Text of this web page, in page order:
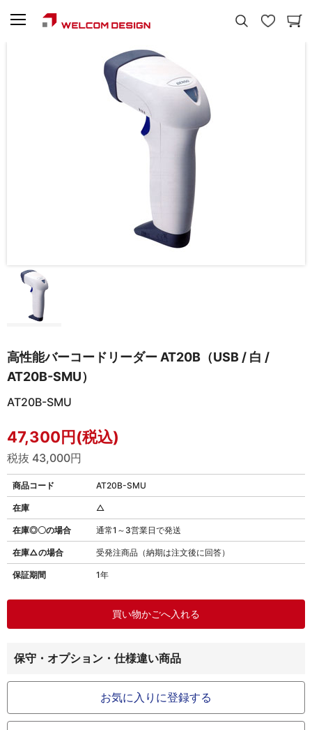
高性能バーコードリーダー AT20B（USB / 白 /
AT20B-SMU）
AT20B-SMU
47,300円(税込)
税抜 43,000円
商品コード AT20B-SMU
在庫◎〇の場合 通常1～3営業日で発送
在庫△の場合 受発注商品（納期は注文後に回答）
保証期間 1年
在庫 △
保守・オプション・仕様違い商品
お気に入りに登録する